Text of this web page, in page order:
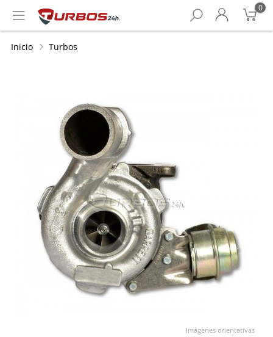
0
Inicio Turbos
Imágenes orientativas